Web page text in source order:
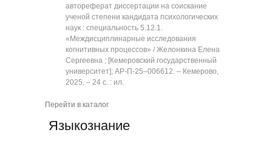
автореферат диссертации на соискание
ученой степени кандидата психологических
наук : специальность 5.12.1.
«Междисциплинарные исследования
когнитивных процессов» / Желонкина Елена
Сергеевна ; [Кемеровский государственный
университет]; АР-П-25‒006612. ‒ Кемерово,
2025. ‒ 24 с. : ил.
Перейти в каталог
Языкознание